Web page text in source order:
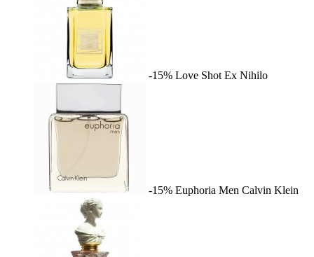
-15% Love Shot Ex Nihilo
-15% Euphoria Men Calvin Klein